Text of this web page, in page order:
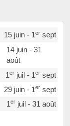
15 juin - 1ersept
14 juin - 31
août
1erjuil - 1ersept
29 juin - 1ersept
1erjuil - 31 août